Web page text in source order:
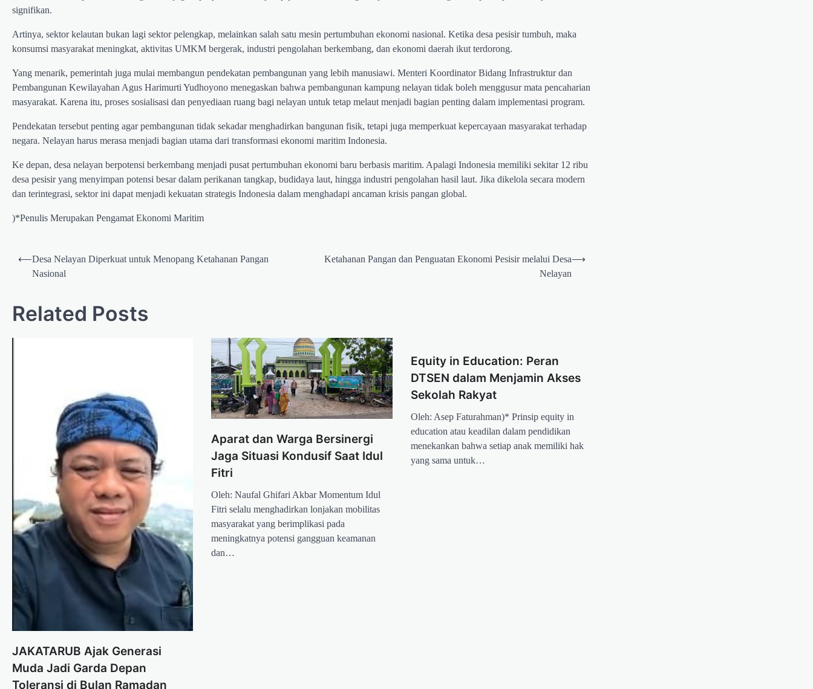
signifikan.
Artinya, sektor kelautan bukan lagi sektor pelengkap, melainkan salah satu mesin pertumbuhan ekonomi nasional. Ketika desa pesisir tumbuh, maka
konsumsi masyarakat meningkat, aktivitas UMKM bergerak, industri pengolahan berkembang, dan ekonomi daerah ikut terdorong.
Yang menarik, pemerintah juga mulai membangun pendekatan pembangunan yang lebih manusiawi. Menteri Koordinator Bidang Infrastruktur dan
Pembangunan Kewilayahan Agus Harimurti Yudhoyono menegaskan bahwa pembangunan kampung nelayan tidak boleh menggusur mata pencaharian
masyarakat. Karena itu, proses sosialisasi dan penyediaan ruang bagi nelayan untuk tetap melaut menjadi bagian penting dalam implementasi program.
Pendekatan tersebut penting agar pembangunan tidak sekadar menghadirkan bangunan fisik, tetapi juga memperkuat kepercayaan masyarakat terhadap
negara. Nelayan harus merasa menjadi bagian utama dari transformasi ekonomi maritim Indonesia.
Ke depan, desa nelayan berpotensi berkembang menjadi pusat pertumbuhan ekonomi baru berbasis maritim. Apalagi Indonesia memiliki sekitar 12 ribu
desa pesisir yang menyimpan potensi besar dalam perikanan tangkap, budidaya laut, hingga industri pengolahan hasil laut. Jika dikelola secara modern
dan terintegrasi, sektor ini dapat menjadi kekuatan strategis Indonesia dalam menghadapi ancaman krisis pangan global.
)*Penulis Merupakan Pengamat Ekonomi Maritim
Post
navigation
⟵Desa Nelayan Diperkuat untuk Menopang Ketahanan Pangan
Nasional
Ketahanan Pangan dan Penguatan Ekonomi Pesisir melalui Desa
Nelayan
⟶
Related Posts
JAKATARUB Ajak Generasi
Muda Jadi Garda Depan
Toleransi di Bulan Ramadan
Aparat dan Warga Bersinergi
Jaga Situasi Kondusif Saat Idul
Fitri
Oleh: Naufal Ghifari Akbar Momentum Idul
Fitri selalu menghadirkan lonjakan mobilitas
masyarakat yang berimplikasi pada
meningkatnya potensi gangguan keamanan
dan…
Equity in Education: Peran
DTSEN dalam Menjamin Akses
Sekolah Rakyat
Oleh: Asep Faturahman)* Prinsip equity in
education atau keadilan dalam pendidikan
menekankan bahwa setiap anak memiliki hak
yang sama untuk…